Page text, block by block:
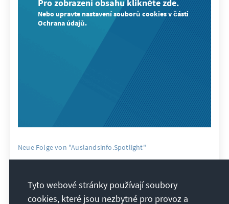
Pro zobrazení obsahu klikněte zde.
Nebo upravte nastavení souborů cookies v části
Ochrana údajů.
Neue Folge von "Auslandsinfo.Spotlight"
Zwischen Eskalation und Kontrolle – Wohin
Der Konflikt zwischen USA, Israel und Iran spitzt sich
Tyto webové stránky používají soubory
cookies, které jsou nezbytné pro provoz a